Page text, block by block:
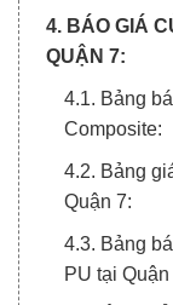
4. BÁO GIÁ
QUẬN 7:
4.1. Bảng
Composite:
4.2. Bảng
Quận 7:
4.3. Bảng
PU tại Quận